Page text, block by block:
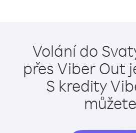
Volání do
přes Viber Out
S kredity